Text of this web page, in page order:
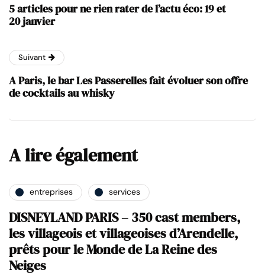
5 articles pour ne rien rater de l’actu éco: 19 et
20 janvier
Suivant
A Paris, le bar Les Passerelles fait évoluer son offre
de cocktails au whisky
A lire également
entreprises services
DISNEYLAND PARIS – 350 cast members,
les villageois et villageoises d’Arendelle,
prêts pour le Monde de La Reine des
Neiges